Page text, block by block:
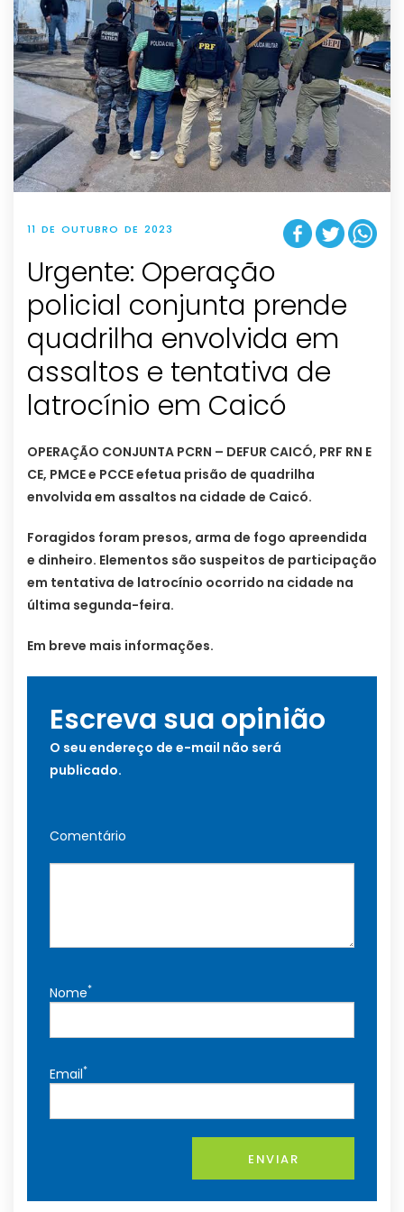
11 DE OUTUBRO DE 2023
Urgente: Operação
policial conjunta prende
quadrilha envolvida em
assaltos e tentativa de
latrocínio em Caicó
OPERAÇÃO CONJUNTA PCRN – DEFUR CAICÓ, PRF RN E
CE, PMCE e PCCE efetua prisão de quadrilha
envolvida em assaltos na cidade de Caicó.
Foragidos foram presos, arma de fogo apreendida
e dinheiro. Elementos são suspeitos de participação
em tentativa de latrocínio ocorrido na cidade na
última segunda-feira.
Em breve mais informações.
Escreva sua opinião
O seu endereço de e-mail não será
publicado.
Comentário
Nome*
Email*
ENVIAR